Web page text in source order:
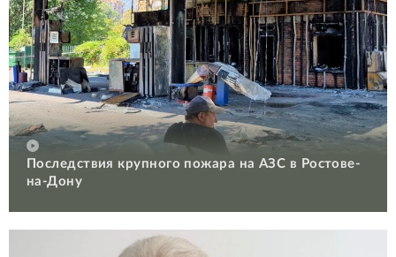
Последствия крупного пожара на АЗС в Ростове-
на-Дону